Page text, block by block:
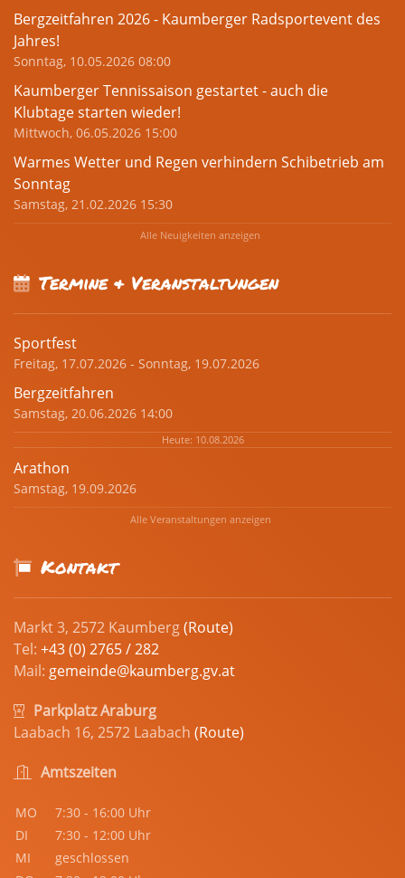
Bergzeitfahren 2026 - Kaumberger Radsportevent des
Jahres!
Sonntag, 10.05.2026 08:00
Kaumberger Tennissaison gestartet - auch die
Klubtage starten wieder!
Mittwoch, 06.05.2026 15:00
Warmes Wetter und Regen verhindern Schibetrieb am
Sonntag
Samstag, 21.02.2026 15:30
Alle Neuigkeiten anzeigen
Termine & Veranstaltungen
Sportfest
Freitag, 17.07.2026 - Sonntag, 19.07.2026
Bergzeitfahren
Samstag, 20.06.2026 14:00
Heute: 10.08.2026
Arathon
Samstag, 19.09.2026
Alle Veranstaltungen anzeigen
Kontakt
Markt 3, 2572 Kaumberg(Route)
Tel: +43 (0) 2765 / 282
Mail: gemeinde@kaumberg.gv.at
Parkplatz Araburg
Laabach 16, 2572 Laabach (Route)
Amtszeiten
MO
7:30 - 16:00 Uhr
DI
7:30 - 12:00 Uhr
MI
geschlossen